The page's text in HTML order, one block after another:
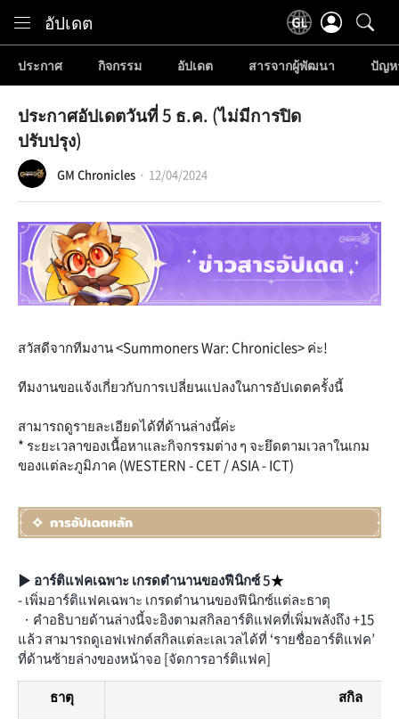
อัปเดต
ประกาศ กิจกรรม อัปเดต สารจากผู้พัฒนา ปัญห
ประกาศอัปเดตวันที่ 5 ธ.ค. (ไม่มีการปิด
ปรับปรุง)
GM Chronicles 12/04/2024
สวัสดีจากทีมงาน <Summoners War: Chronicles> ค่ะ!
ทีมงานขอแจ้งเกี่ยวกับการเปลี่ยนแปลงในการอัปเดตครั้งนี้
สามารถดูรายละเอียดได้ที่ด้านล่างนี้ค่ะ
* ระยะเวลาของเนื้อหาและกิจกรรมต่าง ๆ จะยึดตามเวลาในเกม
ของแต่ละภูมิภาค (WESTERN - CET / ASIA - ICT)
▶ อาร์ติแฟคเฉพาะ เกรดตำนานของฟีนิกซ์ 5★
- เพิ่มอาร์ติแฟคเฉพาะ เกรดตำนานของฟีนิกซ์แต่ละธาตุ
· คำอธิบายด้านล่างนี้จะอิงตามสกิลอาร์ติแฟคที่เพิ่มพลังถึง +15
แล้ว สามารถดูเอฟเฟกต์สกิลแต่ละเลเวลได้ที่ ‘รายชื่ออาร์ติแฟค’
ที่ด้านซ้ายล่างของหน้าจอ [จัดการอาร์ติแฟค]
ธาตุ
สกิล